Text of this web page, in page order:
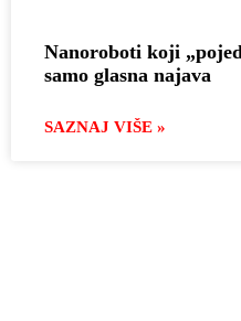
Nanoroboti koji
samo glasna najava
SAZNAJ VIŠE »